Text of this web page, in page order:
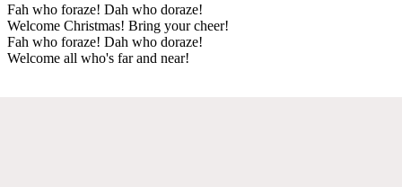
Fah who foraze! Dah who doraze!
Welcome Christmas! Bring your cheer!
Fah who foraze! Dah who doraze!
Welcome all who's far and near!